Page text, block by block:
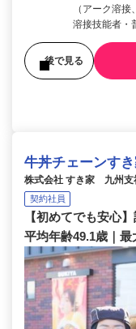
（アーク溶
溶接技能者・
後で見る
牛丼チェーンす
株式会社 すき家 九州支
契約社員
【初めてでも安心
平均年齢49.1歳｜